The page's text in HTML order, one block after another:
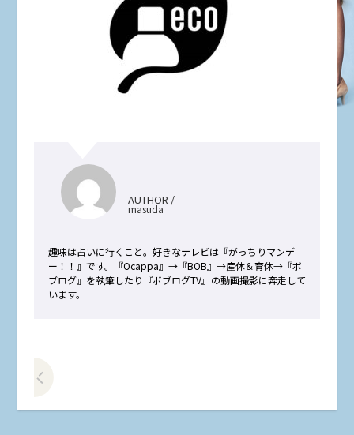
AUTHOR /
masuda
趣味は占いに行くこと。好きなテレビは『がっちりマンデ
ー！！』です。『Ocappa』→『BOB』→産休＆育休→『ボ
ブログ』を執筆したり『ボブログTV』の動画撮影に奔走して
います。